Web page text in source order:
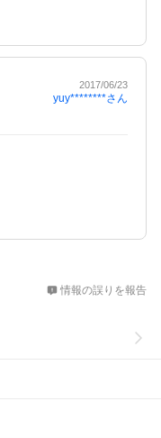
2017/06/23
yuy********さん
情報の誤りを報告